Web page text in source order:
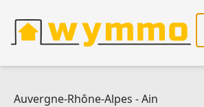
Auvergne-Rhône-Alpes -Ain